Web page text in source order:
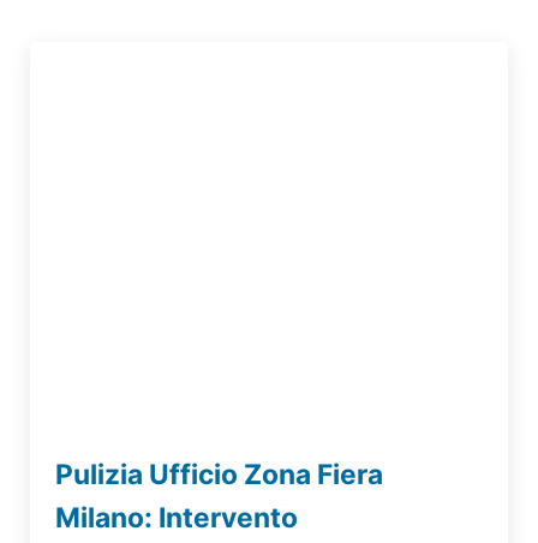
Pulizia Ufficio Zona Fiera
Milano: Intervento